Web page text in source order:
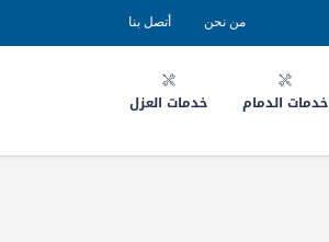
أتصل بنا من نحن
خدمات الدمام خدمات العزل